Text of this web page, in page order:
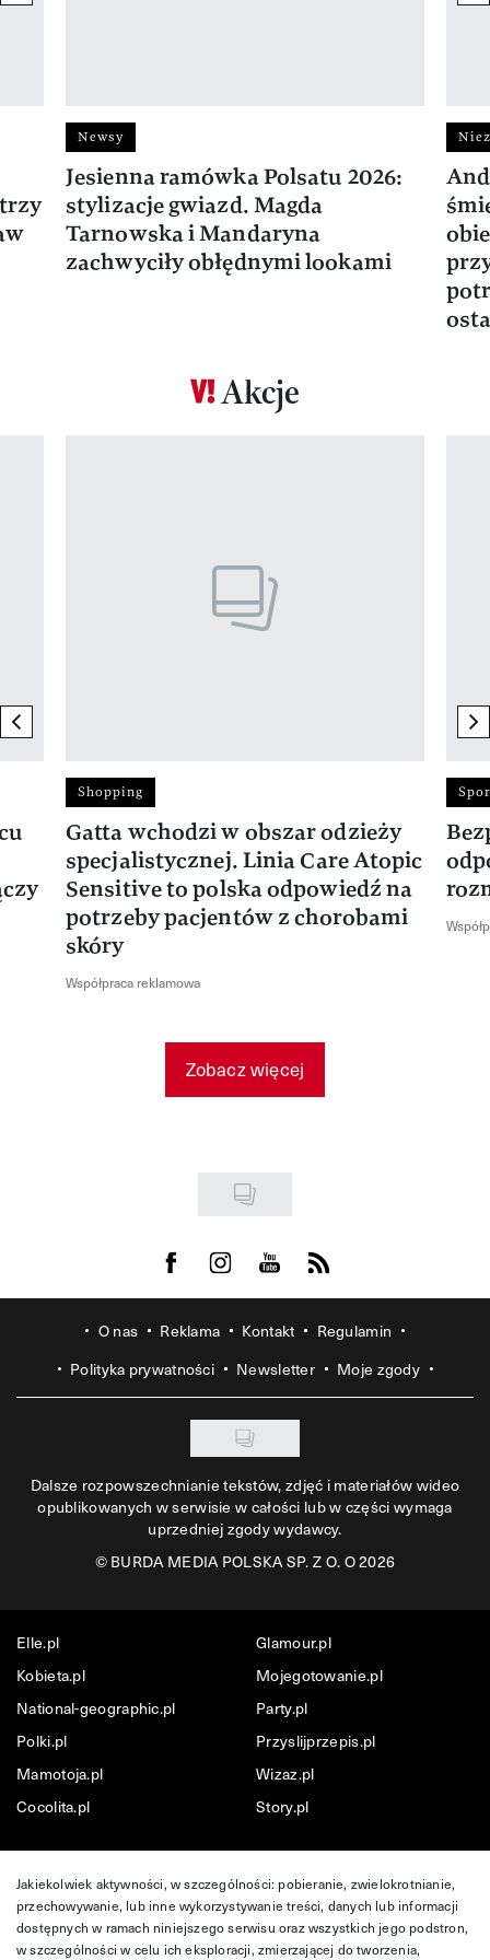
Newsy
Jesienna ramówka Polsatu 2026:
stylizacje gwiazd. Magda
Tarnowska i Mandaryna
zachwyciły obłędnymi lookami
Akcje
previous element
Shopping
Gatta wchodzi w obszar odzieży
specjalistycznej. Linia Care Atopic
Sensitive to polska odpowiedź na
potrzeby pacjentów z chorobami
skóry
Współpraca reklamowa
Zobacz więcej
Visit us on Facebook
Visit us on Instagram
Visit us on Youtube
Visit us on Rss
O nas Reklama Kontakt
Regulamin
Polityka prywatności
Newsletter Moje zgody
Dalsze rozpowszechnianie tekstów, zdjęć i materiałów wideo
opublikowanych w serwisie w całości lub w części wymaga
uprzedniej zgody wydawcy.
©BURDA MEDIA POLSKA SP. Z O. O 2026
Elle.pl
Glamour.pl
Kobieta.pl
Mojegotowanie.pl
National-geographic.pl
Party.pl
Polki.pl
Przyslijprzepis.pl
Mamotoja.pl
Wizaz.pl
Cocolita.pl
Story.pl
Jakiekolwiek aktywności, w szczególności: pobieranie, zwielokrotnianie,
przechowywanie, lub inne wykorzystywanie treści, danych lub informacji
dostępnych w ramach niniejszego serwisu oraz wszystkich jego podstron,
w szczególności w celu ich eksploracji, zmierzającej do tworzenia,